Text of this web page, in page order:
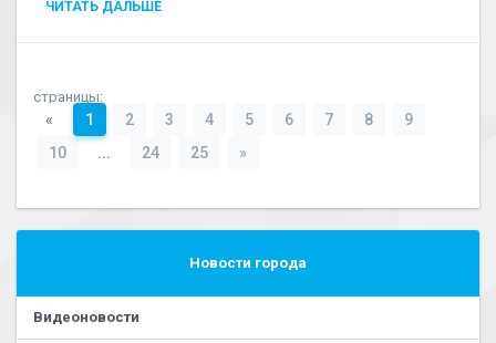
ЧИТАТЬ ДАЛЬШЕ
страницы:
« 1 2 3 4 5 6 7 8
9
10
... 24 25 »
Новости города
Видеоновости